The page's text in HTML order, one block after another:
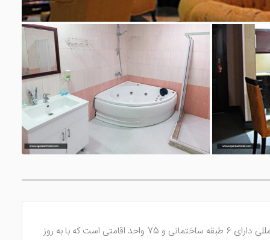
یکی از هتل های بین المللی در شهر ارومیه است که 4 ستاره بوده و از نظر امکانات رفاهی مطلوب می باشد. این هتل بین المللی دارای 6 طبقه ساختمانی و 75 واحد اقامتی است که با به روز